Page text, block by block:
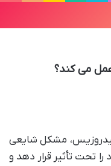
می کند؟
مشکل شایعی
تحت تأثیر قرار دهد و